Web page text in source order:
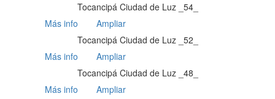
Tocancipá Ciudad de Luz _54_
Más info
Ampliar
Tocancipá Ciudad de Luz _52_
Más info
Ampliar
Tocancipá Ciudad de Luz _48_
Más info
Ampliar